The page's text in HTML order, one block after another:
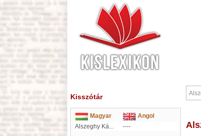
Kisszótár
Magyar
Angol
Alszeghy Ká...
----